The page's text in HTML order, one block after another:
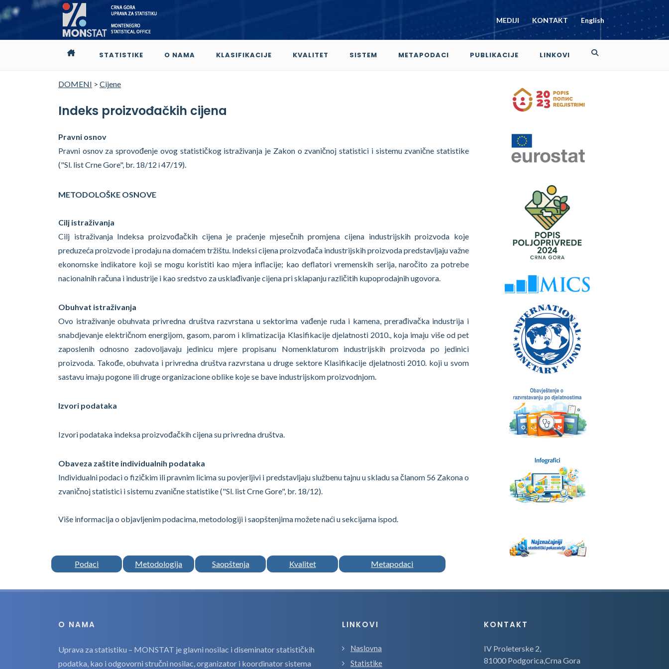
MEDIJI KONTAKT English
STATISTIKE O NAMA KLASIFIKACIJE KVALITET SISTEM METAPODACI PUBLIKACIJE LINKOVI
DOMENI > Cijene
Indeks proizvođačkih cijena
Pravni osnov
Pravni osnov za sprovođenje ovog statističkog istraživanja je Zakon o zvaničnoj statistici i sistemu zvanične statistike
("Sl. list Crne Gore", br. 18/12 i 47/19).
METODOLOŠKE OSNOVE
Cilj istraživanja
Cilj istraživanja Indeksa proizvođačkih cijena je praćenje mjesečnih promjena cijena industrijskih proizvoda koje
preduzeća proizvode i prodaju na domaćem tržištu. Indeksi cijena proizvođača industrijskih proizvoda predstavljaju važne
ekonomske indikatore koji se mogu koristiti kao mjera inflacije; kao deflatori vremenskih serija, naročito za potrebe
nacionalnih računa i industrije i kao sredstvo za usklađivanje cijena pri sklapanju različitih kupoprodajnih ugovora.
Obuhvat istraživanja
Ovo istraživanje obuhvata privredna društva razvrstana u sektorima vađenje ruda i kamena, prerađivačka industrija i
snabdjevanje električnom energijom, gasom, parom i klimatizacija Klasifikacije djelatnosti 2010., koja imaju više od pet
zaposlenih odnosno zadovoljavaju jedinicu mjere propisanu Nomenklaturom industrijskih proizvoda po jedinici
proizvoda. Takođe, obuhvata i privredna društva razvrstana u druge sektore Klasifikacije djelatnosti 2010. koji u svom
sastavu imaju pogone ili druge organizacione oblike koje se bave industrijskom proizvodnjom.
Izvori podataka
Izvori podataka indeksa proizvođačkih cijena su privredna društva.
Obaveza zaštite individualnih podataka
Individualni podaci o fizičkim ili pravnim licima su povjerljivi i predstavljaju službenu tajnu u skladu sa članom 56 Zakona o
zvaničnoj statistici i sistemu zvanične statistike ("Sl. list Crne Gore", br. 18/12).
Više informacija o objavljenim podacima, metodologiji i saopštenjima možete naći u sekcijama ispod.
Podaci Metodologija Saopštenja Kvalitet Metapodaci
O NAMA
Uprava za statistiku – MONSTAT je glavni nosilac i diseminator statističkih
podatka, kao i odgovorni stručni nosilac, organizator i koordinator sistema
LINKOVI
Naslovna
Statistike
KONTAKT
IV Proleterske 2,
81000 Podgorica,Crna Gora